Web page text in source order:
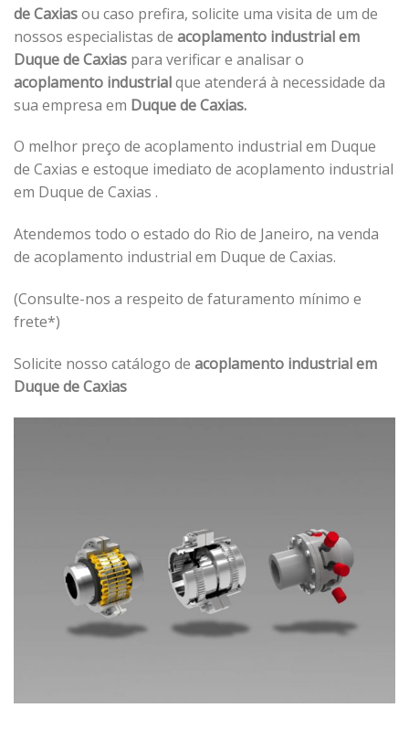
de Caxiasou caso prefira, solicite uma visita de um de
nossos especialistas de acoplamento industrial em
Duque de Caxias para verificar e analisar o
acoplamento industrialque atenderá à necessidade da
sua empresa em Duque de Caxias.
O melhor preço de acoplamento industrial em Duque
de Caxias e estoque imediato de acoplamento industrial
em Duque de Caxias .
Atendemos todo o estado do Rio de Janeiro, na venda
de acoplamento industrial em Duque de Caxias.
(Consulte-nos a respeito de faturamento mínimo e
frete*)
Solicite nosso catálogo de acoplamento industrial em
Duque de Caxias